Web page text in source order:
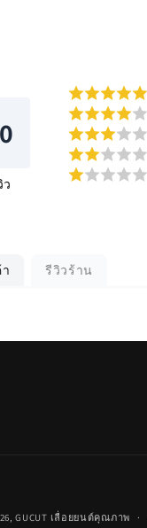
ว
รีวิวร้าน
GUCUT เลื่อยยนต์คุณภาพ